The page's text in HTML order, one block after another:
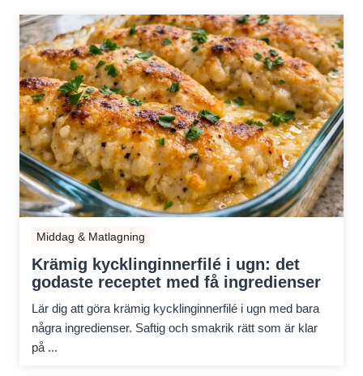
Middag & Matlagning
Krämig kycklinginnerfilé i ugn: det
godaste receptet med få ingredienser
Lär dig att göra krämig kycklinginnerfilé i ugn med bara
några ingredienser. Saftig och smakrik rätt som är klar
på ...